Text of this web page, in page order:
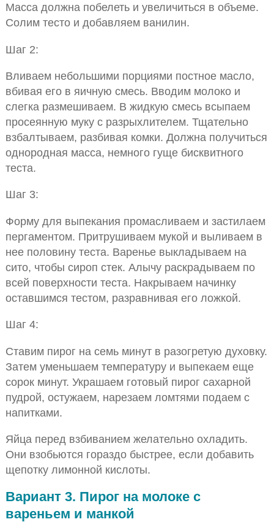
Масса должна побелеть и увеличиться в объеме.
Солим тесто и добавляем ванилин.
Шаг 2:
Вливаем небольшими порциями постное масло,
вбивая его в яичную смесь. Вводим молоко и
слегка размешиваем. В жидкую смесь всыпаем
просеянную муку с разрыхлителем. Тщательно
взбалтываем, разбивая комки. Должна получиться
однородная масса, немного гуще бисквитного
теста.
Шаг 3:
Форму для выпекания промасливаем и застилаем
пергаментом. Притрушиваем мукой и выливаем в
нее половину теста. Варенье выкладываем на
сито, чтобы сироп стек. Алычу раскрадываем по
всей поверхности теста. Накрываем начинку
оставшимся тестом, разравнивая его ложкой.
Шаг 4:
Ставим пирог на семь минут в разогретую духовку.
Затем уменьшаем температуру и выпекаем еще
сорок минут. Украшаем готовый пирог сахарной
пудрой, остужаем, нарезаем ломтями подаем с
напитками.
Яйца перед взбиванием желательно охладить.
Они взобьются гораздо быстрее, если добавить
щепотку лимонной кислоты.
Вариант 3. Пирог на молоке с
вареньем и манкой